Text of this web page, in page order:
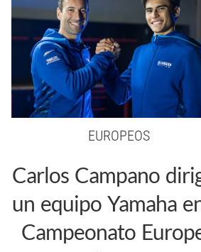
EUROPEOS
Carlos Campano
un equipo Yamaha
Campeonato